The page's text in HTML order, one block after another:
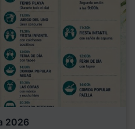
2026